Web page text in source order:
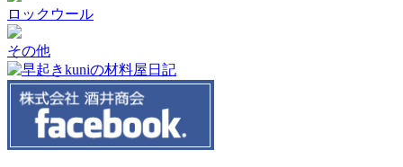
ロックウール
その他